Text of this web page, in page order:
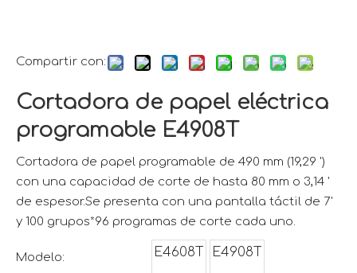
Compartir con:
Cortadora de papel eléctrica
programable E4908T
Cortadora de papel programable de 490 mm (19,29 ')
con una capacidad de corte de hasta 80 mm o 3,14 '
de espesor.Se presenta con una pantalla táctil de 7'
y 100 grupos*96 programas de corte cada uno.
Modelo: E4608T E4908T